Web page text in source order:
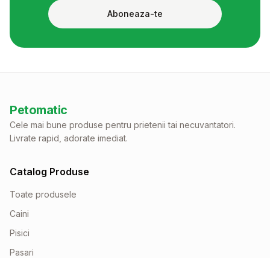
Aboneaza-te
Petomatic
Cele mai bune produse pentru prietenii tai necuvantatori.
Livrate rapid, adorate imediat.
Catalog Produse
Toate produsele
Caini
Pisici
Pasari